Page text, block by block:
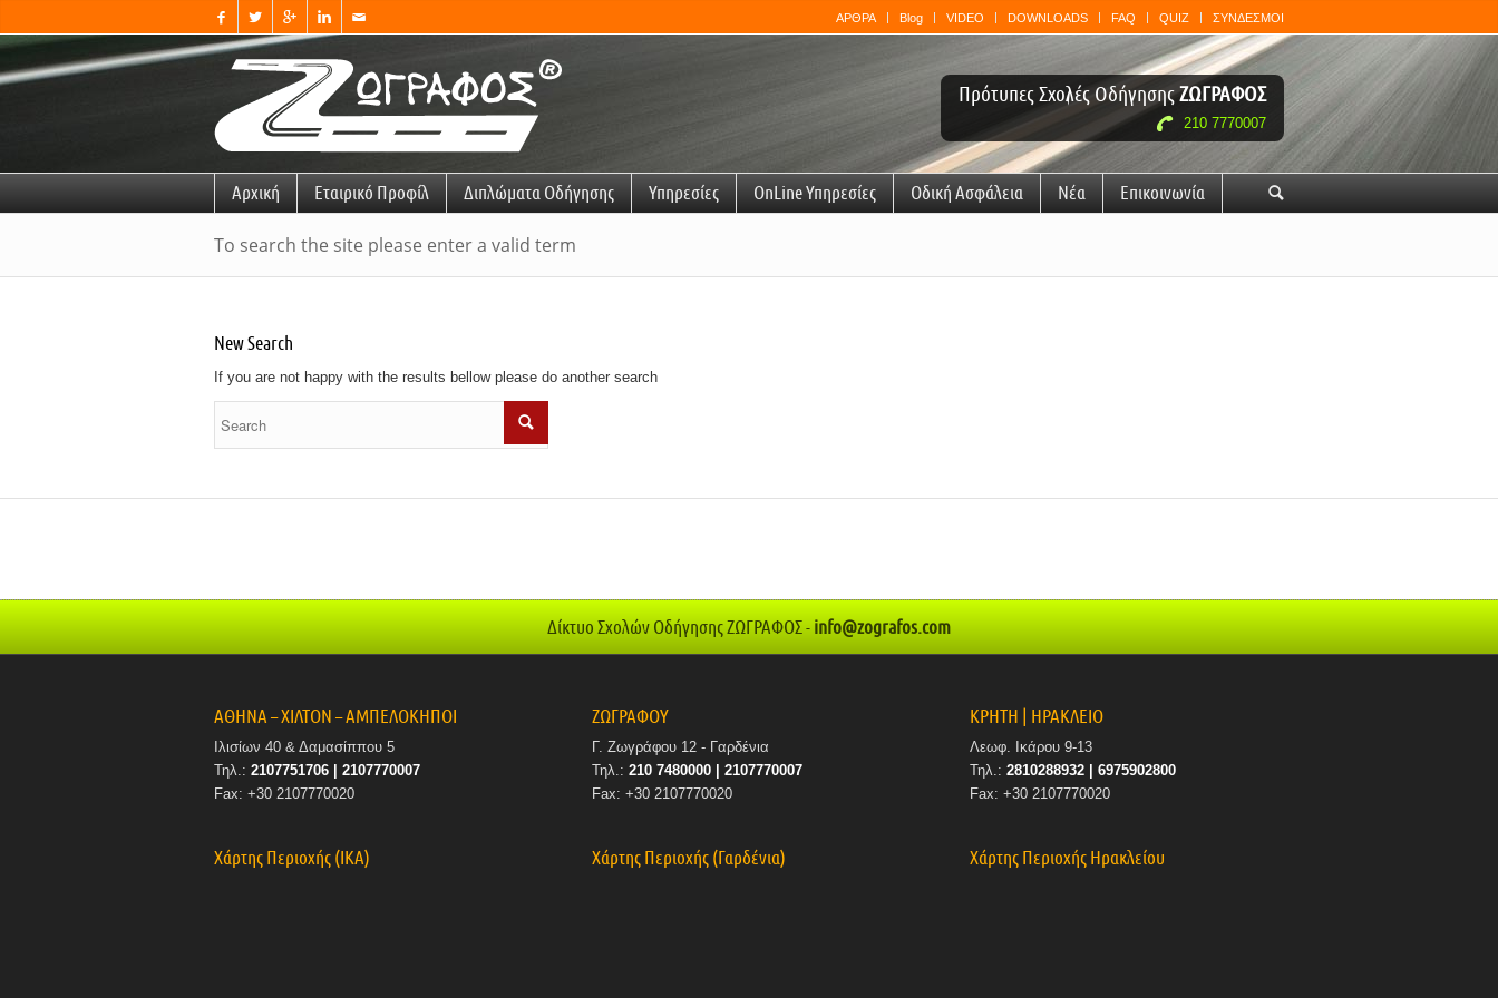
    ✉ ΑΡΘΡΑ Blog VIDEO DOWNLOADS FAQ QUIZ ΣΥΝΔΕΣΜΟΙ
Πρότυπες Σχολές ΟδήγησηςΖΩΓΡΑΦΟΣ
210 7770007
Αρχική Εταιρικό Προφίλ Διπλώματα Οδήγησης Υπηρεσίες OnLine Υπηρεσίες Οδική Ασφάλεια Νέα Επικοινωνία 🔍
To search the site please enter a valid term
New Search
If you are not happy with the results bellow please do another search
Δίκτυο Σχολών Οδήγησης ΖΩΓΡΑΦΟΣ -info@zografos.com
ΑΘΗΝΑ – ΧΙΛΤΟΝ – ΑΜΠΕΛΟΚΗΠΟΙ
Ιλισίων 40 & Δαμασίππου 5
Τηλ.: 2107751706 | 2107770007
Fax: +30 2107770020
Χάρτης Περιοχής (ΙΚΑ)
ΖΩΓΡΑΦΟΥ
Γ. Ζωγράφου 12 - Γαρδένια
Τηλ.:210 7480000 | 2107770007
Fax: +30 2107770020
Χάρτης Περιοχής (Γαρδένια)
ΚΡΗΤΗ | ΗΡΑΚΛΕΙΟ
Λεωφ. Ικάρου 9-13
Τηλ.:2810288932 | 6975902800
Fax: +30 2107770020
Χάρτης Περιοχής Ηρακλείου